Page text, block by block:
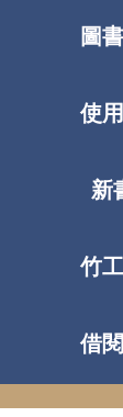
圖
使
新
竹
借